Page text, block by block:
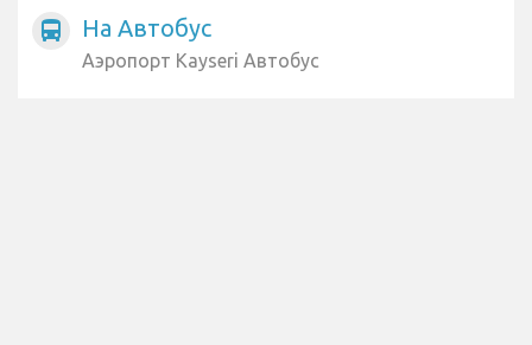
directions_bus На Автобус
Аэропорт Kayseri Автобус